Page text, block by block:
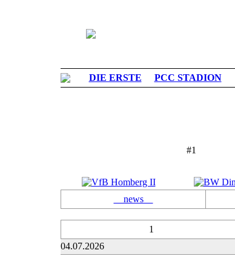
DIE ERSTE PCC STADION
news
1
04.07.2026
#1